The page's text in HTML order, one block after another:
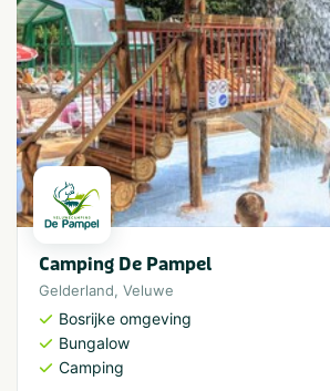
Camping De Pampel
Gelderland, Veluwe
Bosrijke omgeving
Bungalow
Camping